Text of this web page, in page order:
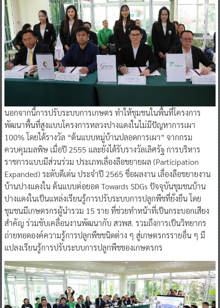
นอกจากนี้การปรับระบบการเกษตร ทำให้ชุมชนในพื้นที่โครงการ
พัฒนาพื้นที่สูงแบบโครงการหลวงปางแดงในไม่มีปัญหาการเผา
100% โดยได้รางวัล “ต้นแบบหมู่บ้านปลอดการเผา” จากกรม
ควบคุมมลพิษ เมื่อปี 2555 และยังได้รับรางวัลเลิศรัฐ การบริหาร
ราชการแบบมีส่วนร่วม ประเภทเลื่องลือขยายผล (Participation
Expanded) ระดับดีเด่น ประจำปี 2565 ชื่อผลงาน เลื่องลือขยายงาน
บ้านปางแดงใน ต้นแบบต่อยอด Towards SDGs ปัจจุบันชุมชนบ้าน
ปางแดงในเป็นแหล่งเรียนรู้การปรับระบบการปลูกพืชที่ยั่งยืน โดย
ชุมชนมีเกษตรกรผู้นำรวม 15 ราย ที่ช่วยทำหน้าที่เป็นกระบอกเสียง
สำคัญ ร่วมขับเคลื่อนงานพัฒนากับ สวพส. รวมถึงการเป็นวิทยากร
ถ่ายทอดองค์ความรู้การปลูกพืชชนิดต่าง ๆ สู่เกษตรกรรายอื่น ๆ มี
แปลงเรียนรู้การปรับระบบการปลูกพืชของเกษตรกร